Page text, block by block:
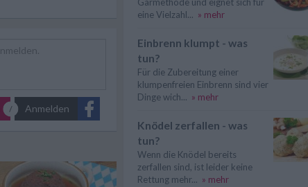
Anmelden
eine Vielzahl... » mehr
Einbrenn klumpt - was
tun?
Für die Zubereitung einer
klumpenfreien Einbrenn sind vier
Dinge wich... » mehr
Knödel zerfallen - was
tun?
Wenn die Knödel bereits
zerfallen sind, ist leider keine
Rettung mehr... » mehr